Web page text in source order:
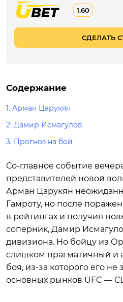
1.60
СДЕЛАТЬ
Содержание
1. Арман Царукян
2. Дамир Исмагулов
3. Прогноз на бой
Со-главное событие
представителей новой
Арман Царукян
Гамроту, но после
в рейтингах и получил
соперник, Дамир
дивизиона. Но бойцу из
слишком прагматичный и
боя, из-за которого его не
основных рынков UFC —